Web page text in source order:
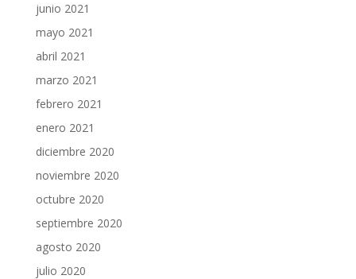
junio 2021
mayo 2021
abril 2021
marzo 2021
febrero 2021
enero 2021
diciembre 2020
noviembre 2020
octubre 2020
septiembre 2020
agosto 2020
julio 2020